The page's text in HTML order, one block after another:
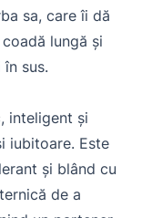
sa, care îi dă
lungă și
sus.
inteligent și
iubitoare. Este
și blând cu
de a